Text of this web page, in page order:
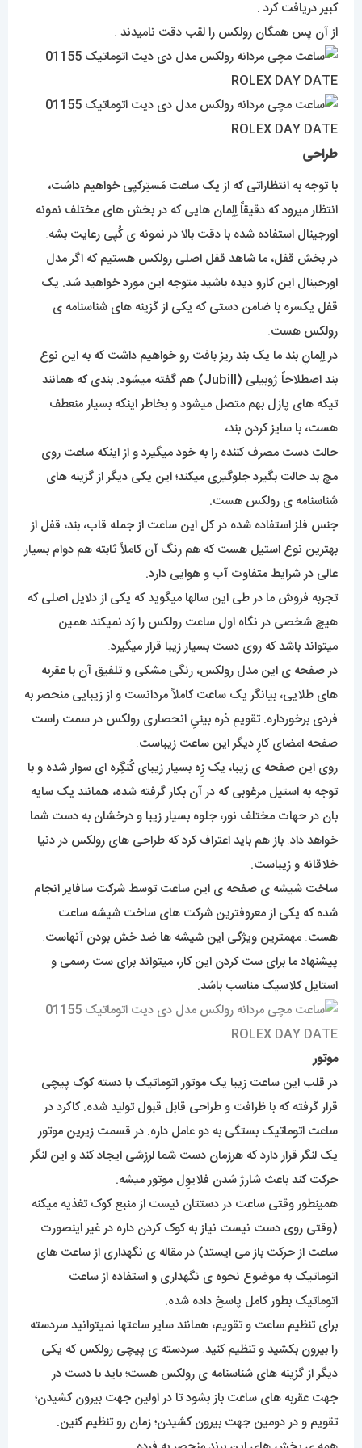
کبیر دریافت کرد .
از آن پس همگان رولکس را لقب دقت نامیدند .
طراحی
با توجه به انتظاراتی که از یک ساعت مَستِرکپی خواهیم داشت،
انتظار میرود که دقیقاً اِلِمان هایی که در بخش های مختلف نمونه
اورجینال استفاده شده با دقت بالا در نمونه ی کُپی رعایت بشه.
در بخش قفل، ما شاهد قفل اصلی رولکس هستیم که اگر مدل
اورحینال این کارو دیده باشید متوجه این مورد خواهید شد. یک
قفل یکسره با ضامن دستی که یکی از گزینه های شناسنامه ی
رولکس هست.
در اِلِمانِ بند ما یک بند ریز بافت رو خواهیم داشت که به این نوع
بند اصطلاحاً ژوبیلی (Jubill) هم گفته میشود. بندی که همانند
تیکه های پازل بهم متصل میشود و بخاطر اینکه بسیار منعطف
هست، با سایز کردن بند،
حالت دست مصرف کننده را به خود میگیرد و از اینکه ساعت روی
مچ بد حالت بگیرد جلوگیری میکند؛ این یکی دیگر از گزینه های
شناسنامه ی رولکس هست.
جنس فلز استفاده شده در کل این ساعت از جمله قاب، بند، قفل از
بهترین نوع استیل هست که هم رنگ آن کاملاً ثابته هم دوام بسیار
عالی در شرایط متفاوت آب و هوایی دارد.
تجربه فروش ما در طی این سالها میگوید که یکی از دلایل اصلی که
هیچ شخصی در نگاه اول ساعت رولکس را رَد نمیکند همین
میتواند باشد که روی دست بسیار زیبا قرار میگیرد.
در صفحه ی این مدل رولکس، رنگی مشکی و تلفیق آن با عقربه
های طلایی، بیانگر یک ساعت کاملاً مردانست و از زیبایی منحصر به
فردی برخورداره. تقویمِ ذره بینیِ انحصاری رولکس در سمت راست
صفحه امضای کارِ دیگر این ساعت زیباست.
روی این صفحه ی زیبا، یک زِه بسیار زیبای کُنگِره ای سوار شده و با
توجه به استیل مرغوبی که در آن بکار گرفته شده، همانند یک سایه
بان در حهات مختلف نور، جلوه بسیار زیبا و درخشان به دست شما
خواهد داد. باز هم باید اعتراف کرد که طراحی های رولکس در دنیا
خلاقانه و زیباست.
ساخت شیشه ی صفحه ی این ساعت توسط شرکت سافایر انجام
شده که یکی از معروفترین شرکت های ساخت شیشه ساعت
هست. مهمترین ویژگی این شیشه ها ضد خش بودن آنهاست.
پیشنهاد ما برای ست کردن این کار، میتواند برای ست رسمی و
استایل کلاسیک مناسب باشد.
موتور
در قلب این ساعت زیبا یک موتور اتوماتیک با دسته کوک پیچی
قرار گرفته که با ظرافت و طراحی قابل قبول تولید شده. کاکرد در
ساعت اتوماتیک بستگی به دو عامل داره. در قسمت زیرین موتور
یک لنگر قرار دارد که هرزمان دست شما لرزشی ایجاد کند و این لنگر
حرکت کند باعث شارژ شدن فلایوِل موتور میشه.
همینطور وقتی ساعت در دستتان نیست از منبع کوک تغذیه میکنه
(وقتی روی دست نیست نیاز به کوک کردن داره در غیر اینصورت
ساعت از حرکت باز می ایستد) در مقاله ی نگهداری از ساعت های
اتوماتیک به موضوع نحوه ی نگهداری و استفاده از ساعت
اتوماتیک بطور کامل پاسخ داده شده.
برای تنظیم ساعت و تقویم، همانند سایر ساعتها نمیتوانید سردسته
را بیرون بکشید و تنظیم کنید. سردسته ی پیچی رولکس که یکی
دیگر از گزینه های شناسنامه ی رولکس هست؛ باید با دست در
جهت عقربه های ساعت باز بشود تا در اولین جهت بیرون کشیدن؛
تقویم و در دومین جهت بیرون کشیدن؛ زمان رو تنظیم کنین.